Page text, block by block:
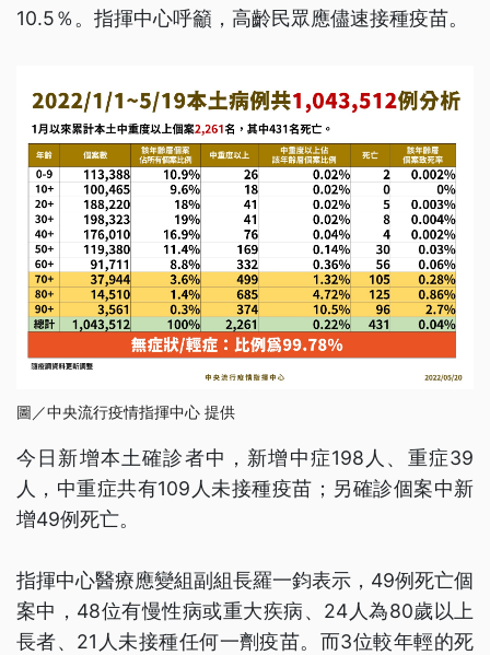
10.5％。指揮中心呼籲，高齡民眾應儘速接種疫苗。
圖／中央流行疫情指揮中心 提供
今日新增本土確診者中，新增中症198人、重症39
人，中重症共有109人未接種疫苗；另確診個案中新
增49例死亡。
指揮中心醫療應變組副組長羅一鈞表示，49例死亡個
案中，48位有慢性病或重大疾病、24人為80歲以上
長者、21人未接種任何一劑疫苗。而3位較年輕的死